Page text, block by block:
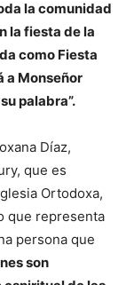
la comunidad
la fiesta de la
como Fiesta
a Monseñor
palabra”.
Díaz,
que es
Ortodoxa,
que representa
persona que
son